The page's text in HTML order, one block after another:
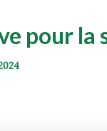
pour